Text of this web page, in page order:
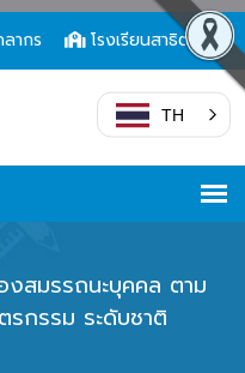
ากร โรงเรียนสาธิต
TH
สมรรถนะบุคคล ตาม
รกรรม ระดับชาติ